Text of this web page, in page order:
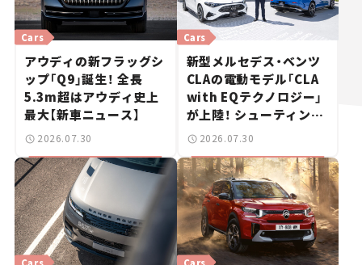
Cars
アウディの新フラッグシ
ップ「Q9」誕生！ 全長
5.3m超はアウディ史上
最大【新車ニュース】
2026.07.30
Cars
新型メルセデス・ベンツ
CLAの電動モデル「CLA
with EQテクノロジー」
が上陸！ シューティング
ブレークも発売【新車ニ
2026.07.30
Cars Cars